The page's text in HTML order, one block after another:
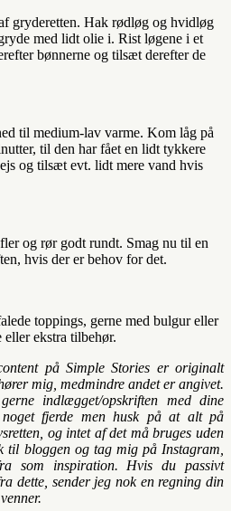
gryderetten. Hak rødløg og hvidløg
med lidt olie i. Rist løgene i et
bønnerne og tilsæt derefter de
til medium-lav varme. Kom låg på
til den har fået en lidt tykkere
og tilsæt evt. lidt mere vand hvis
og rør godt rundt. Smag nu til en
hvis der er behov for det.
toppings, gerne med bulgur eller
ekstra tilbehør.
på Simple Stories er originalt
mig, medmindre andet er angivet.
indlægget/opskriften med dine
noget fjerde men husk på at alt på
og intet af det må bruges uden
til bloggen og tag mig på Instagram,
som inspiration. Hvis du passivt
dette, sender jeg nok en regning din